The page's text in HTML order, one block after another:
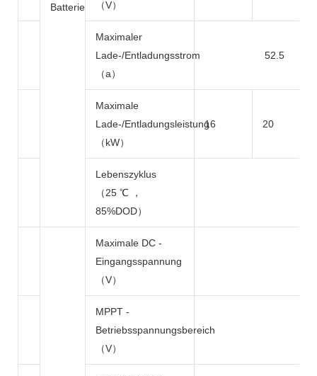
Batterie （V）
Maximaler
Lade-/Entladungsstrom
（a）
52.5
Maximale
Lade-/Entladungsleistung
（kW）
16 20
Lebenszyklus
（25 ℃ ，
85%DOD）
Maximale DC -
Eingangsspannung
（V）
MPPT -
Betriebsspannungsbereich
（V）